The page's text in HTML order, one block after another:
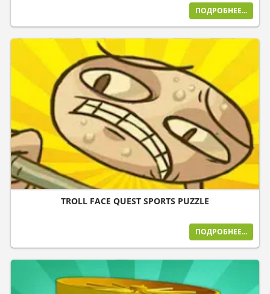
ПОДРОБНЕЕ...
TROLL FACE QUEST SPORTS PUZZLE
ПОДРОБНЕЕ...